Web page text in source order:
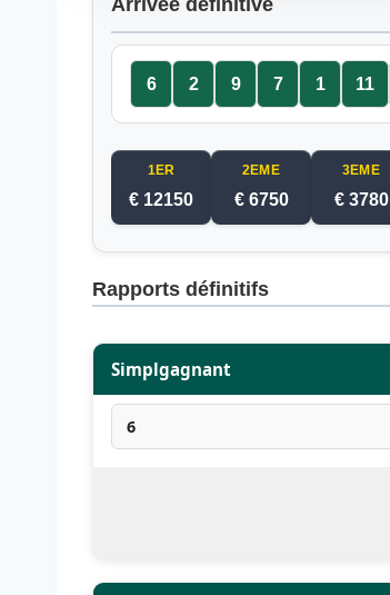
Arrivée définitive
6 2 9 7 1 11
1ER
€ 12150
2EME
€ 6750
3EME
€ 3780
Rapports définitifs
Simplgagnant
6